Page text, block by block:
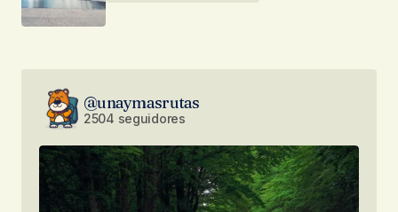
@unaymasrutas
2504 seguidores